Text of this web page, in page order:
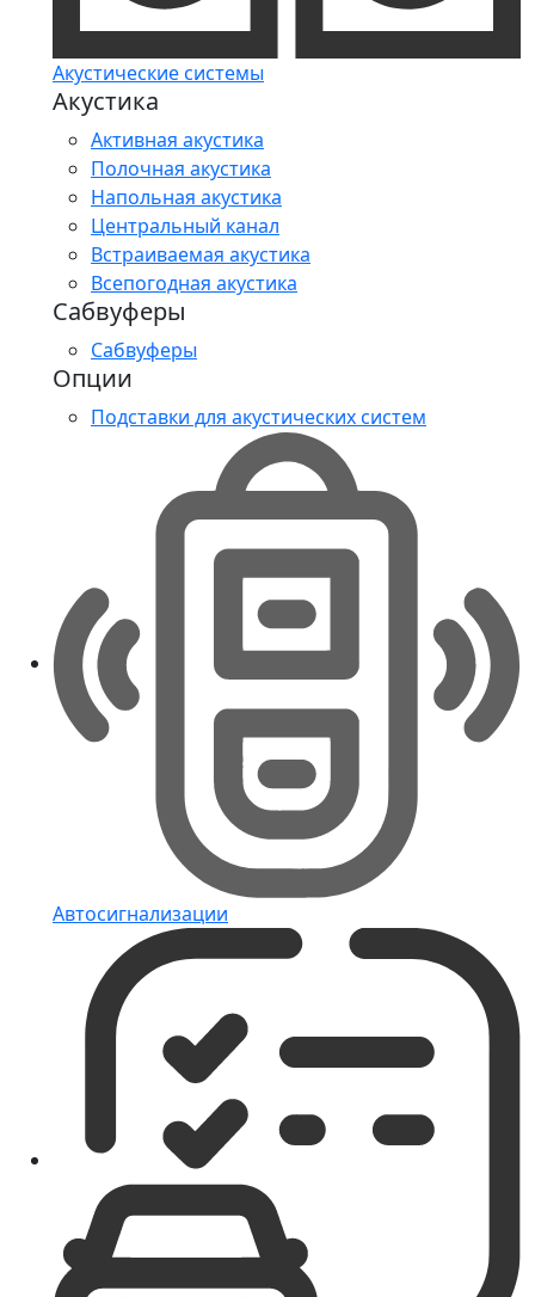
Акустические системы
Акустика
Активная акустика
Полочная акустика
Напольная акустика
Центральный канал
Встраиваемая акустика
Всепогодная акустика
Сабвуферы
Сабвуферы
Опции
Подставки для акустических систем
Автосигнализации